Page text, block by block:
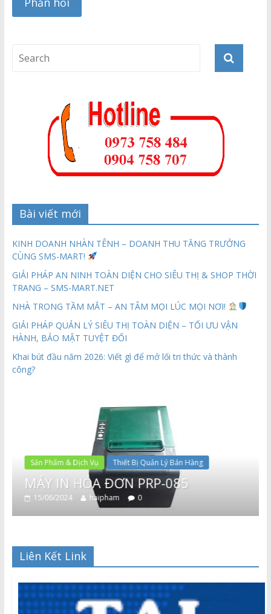
Bài viết mới
KINH DOANH NHÀN TÊNH – DOANH THU TĂNG TRƯỞNG
CÙNG SMS-MART!
GIẢI PHÁP AN NINH TOÀN DIỆN CHO SIÊU THỊ & SHOP THỜI
TRANG – SMS-MART.NET
NHÀ TRONG TẦM MẮT – AN TÂM MỌI LÚC MỌI NƠI!
GIẢI PHÁP QUẢN LÝ SIÊU THỊ TOÀN DIỆN – TỐI ƯU VẬN
HÀNH, BẢO MẬT TUYỆT ĐỐI
Khai bút đầu năm 2026: Viết gì để mở lối tri thức và thành
công?
Sản Phẩm & Dịch Vụ Thiết Bị Quản Lý Bán Hàng
MÁY IN HÓA ĐƠN PRP-085
15/06/2024 haipham 0
Liên Kết Link